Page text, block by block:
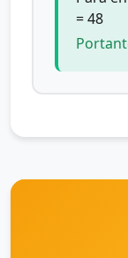
= 48